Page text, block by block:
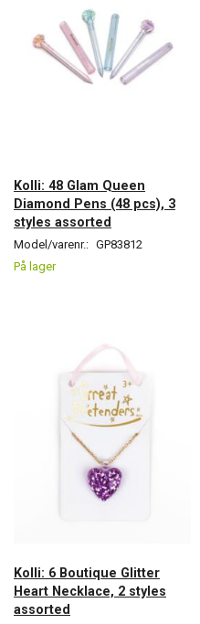
Kolli: 48 Glam Queen
Diamond Pens (48 pcs), 3
styles assorted
Model/varenr.: GP83812
På lager
Kolli: 6 Boutique Glitter
Heart Necklace, 2 styles
assorted